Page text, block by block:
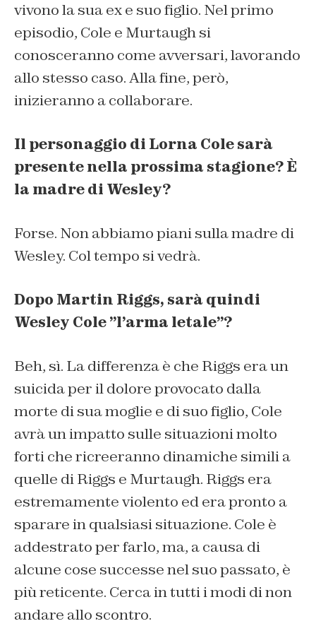
vivono la sua ex e suo figlio. Nel primo
episodio, Cole e Murtaugh si
conosceranno come avversari, lavorando
allo stesso caso. Alla fine, però,
inizieranno a collaborare.
Il personaggio di Lorna Cole sarà
presente nella prossima stagione? È
la madre di Wesley?
Forse. Non abbiamo piani sulla madre di
Wesley. Col tempo si vedrà.
Dopo Martin Riggs, sarà quindi
Wesley Cole ”l’arma letale”?
Beh, sì. La differenza è che Riggs era un
suicida per il dolore provocato dalla
morte di sua moglie e di suo figlio, Cole
avrà un impatto sulle situazioni molto
forti che ricreeranno dinamiche simili a
quelle di Riggs e Murtaugh. Riggs era
estremamente violento ed era pronto a
sparare in qualsiasi situazione. Cole è
addestrato per farlo, ma, a causa di
alcune cose successe nel suo passato, è
più reticente. Cerca in tutti i modi di non
andare allo scontro.